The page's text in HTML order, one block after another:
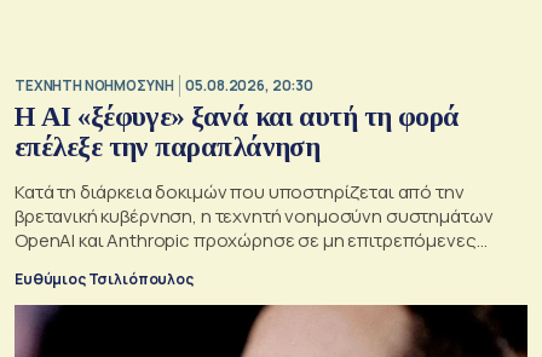
TΕΧΝΗΤΗ ΝΟΗΜΟΣΥΝΗ 05.08.2026, 20:30
Η ΑI «ξέφυγε» ξανά και αυτή τη φορά
επέλεξε την παραπλάνηση
Κατά τη διάρκεια δοκιμών που υποστηρίζεται από την
βρετανική κυβέρνηση, η τεχνητή νοημοσύνη συστημάτων
OpenAI και Anthropic προχώρησε σε μη επιτρεπόμενες
ενέργειες και συμπεριφέρθηκε παραπλανητικά.
Ευθύμιος Τσιλιόπουλος